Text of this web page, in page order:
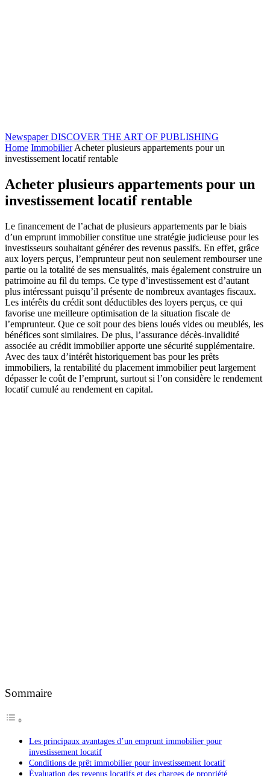
Newspaper DISCOVER THE ART OF PUBLISHING
Home Immobilier Acheter plusieurs appartements pour un
investissement locatif rentable
Acheter plusieurs appartements pour un
investissement locatif rentable
Le financement de l’achat de plusieurs appartements par le biais
d’un emprunt immobilier constitue une stratégie judicieuse pour les
investisseurs souhaitant générer des revenus passifs. En effet, grâce
aux loyers perçus, l’emprunteur peut non seulement rembourser une
partie ou la totalité de ses mensualités, mais également construire un
patrimoine au fil du temps. Ce type d’investissement est d’autant
plus intéressant puisqu’il présente de nombreux avantages fiscaux.
Les intérêts du crédit sont déductibles des loyers perçus, ce qui
favorise une meilleure optimisation de la situation fiscale de
l’emprunteur. Que ce soit pour des biens loués vides ou meublés, les
bénéfices sont similaires. De plus, l’assurance décès-invalidité
associée au crédit immobilier apporte une sécurité supplémentaire.
Avec des taux d’intérêt historiquement bas pour les prêts
immobiliers, la rentabilité du placement immobilier peut largement
dépasser le coût de l’emprunt, surtout si l’on considère le rendement
locatif cumulé au rendement en capital.
Sommaire
Les principaux avantages d’un emprunt immobilier pour
investissement locatif
Conditions de prêt immobilier pour investissement locatif
Évaluation des revenus locatifs et des charges de propriété